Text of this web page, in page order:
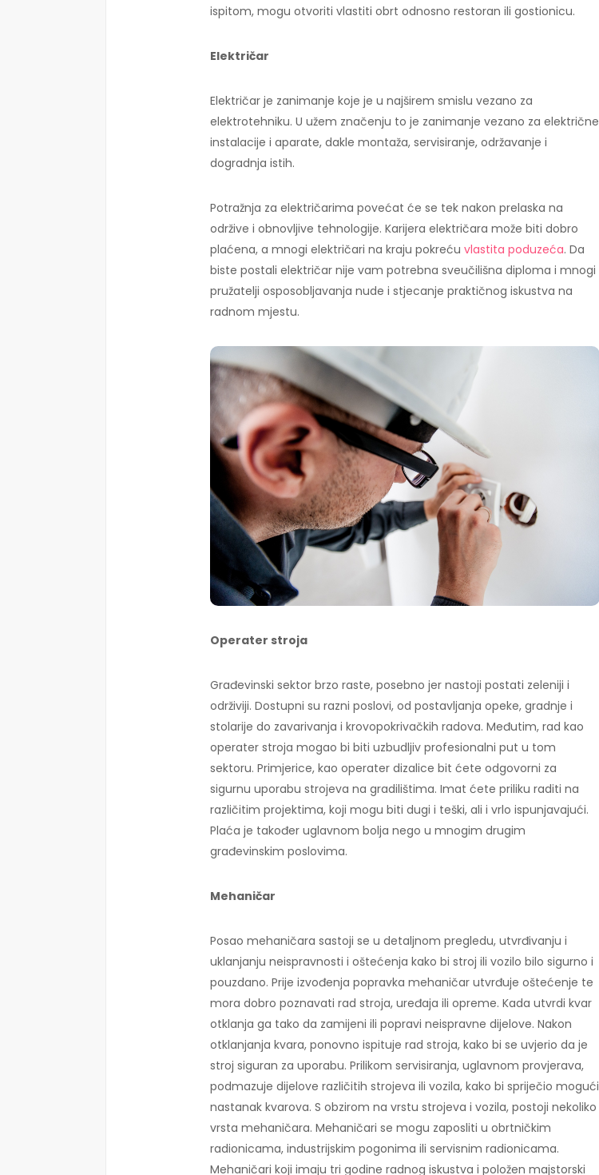
ispitom, mogu otvoriti vlastiti obrt odnosno restoran ili gostionicu.
Električar
Električar je zanimanje koje je u najširem smislu vezano za
elektrotehniku. U užem značenju to je zanimanje vezano za električne
instalacije i aparate, dakle montaža, servisiranje, održavanje i
dogradnja istih.
Potražnja za električarima povećat će se tek nakon prelaska na
održive i obnovljive tehnologije. Karijera električara može biti dobro
plaćena, a mnogi električari na kraju pokreću vlastita poduzeća. Da
biste postali električar nije vam potrebna sveučilišna diploma i mnogi
pružatelji osposobljavanja nude i stjecanje praktičnog iskustva na
radnom mjestu.
Operater stroja
Građevinski sektor brzo raste, posebno jer nastoji postati zeleniji i
održiviji. Dostupni su razni poslovi, od postavljanja opeke, gradnje i
stolarije do zavarivanja i krovopokrivačkih radova. Međutim, rad kao
operater stroja mogao bi biti uzbudljiv profesionalni put u tom
sektoru. Primjerice, kao operater dizalice bit ćete odgovorni za
sigurnu uporabu strojeva na gradilištima. Imat ćete priliku raditi na
različitim projektima, koji mogu biti dugi i teški, ali i vrlo ispunjavajući.
Plaća je također uglavnom bolja nego u mnogim drugim
građevinskim poslovima.
Mehaničar
Posao mehaničara sastoji se u detaljnom pregledu, utvrđivanju i
uklanjanju neispravnosti i oštećenja kako bi stroj ili vozilo bilo sigurno i
pouzdano. Prije izvođenja popravka mehaničar utvrđuje oštećenje te
mora dobro poznavati rad stroja, uređaja ili opreme. Kada utvrdi kvar
otklanja ga tako da zamijeni ili popravi neispravne dijelove. Nakon
otklanjanja kvara, ponovno ispituje rad stroja, kako bi se uvjerio da je
stroj siguran za uporabu. Prilikom servisiranja, uglavnom provjerava,
podmazuje dijelove različitih strojeva ili vozila, kako bi spriječio mogući
nastanak kvarova. S obzirom na vrstu strojeva i vozila, postoji nekoliko
vrsta mehaničara. Mehaničari se mogu zaposliti u obrtničkim
radionicama, industrijskim pogonima ili servisnim radionicama.
Mehaničari koji imaju tri godine radnog iskustva i položen majstorski